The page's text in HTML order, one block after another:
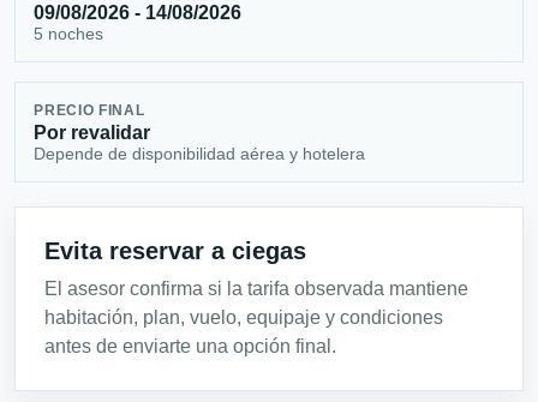
09/08/2026 - 14/08/2026
5 noches
PRECIO FINAL
Por revalidar
Depende de disponibilidad aérea y hotelera
Evita reservar a ciegas
El asesor confirma si la tarifa observada mantiene
habitación, plan, vuelo, equipaje y condiciones
antes de enviarte una opción final.